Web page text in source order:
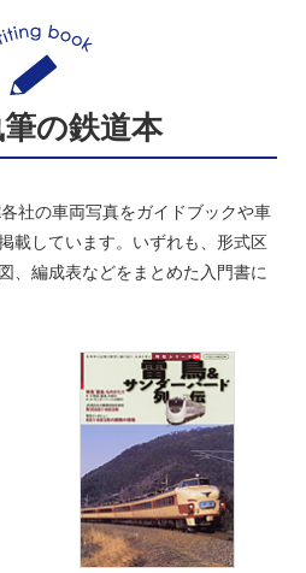
の鉄道本
社の車両写真をガイドブックや車
載しています。いずれも、形式区
、編成表などをまとめた入門書に